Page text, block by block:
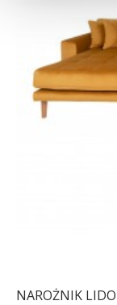
NAROŻNIK